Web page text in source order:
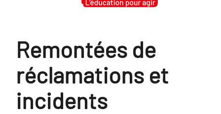
Remontées de
réclamations et
incidents